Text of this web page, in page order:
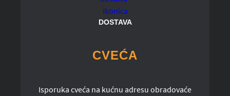
DOSTAVA
CVEĆA
Isporuka cveća na kućnu adresu obradovaće